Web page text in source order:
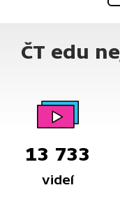
ČT edu
13 733
videí